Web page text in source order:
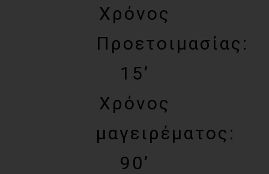
Χρόνος
Προετοιμασίας:
15’
Χρόνος
μαγειρέματος:
90’